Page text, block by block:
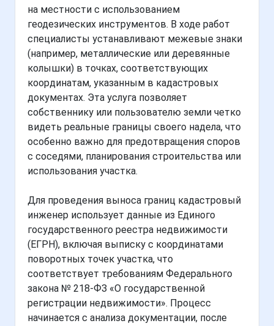
на местности с использованием
геодезических инструментов. В ходе работ
специалисты устанавливают межевые знаки
(например, металлические или деревянные
колышки) в точках, соответствующих
координатам, указанным в кадастровых
документах. Эта услуга позволяет
собственнику или пользователю земли четко
видеть реальные границы своего надела, что
особенно важно для предотвращения споров
с соседями, планирования строительства или
использования участка.
Для проведения выноса границ кадастровый
инженер использует данные из Единого
государственного реестра недвижимости
(ЕГРН), включая выписку с координатами
поворотных точек участка, что
соответствует требованиям Федерального
закона № 218-ФЗ «О государственной
регистрации недвижимости». Процесс
начинается с анализа документации, после